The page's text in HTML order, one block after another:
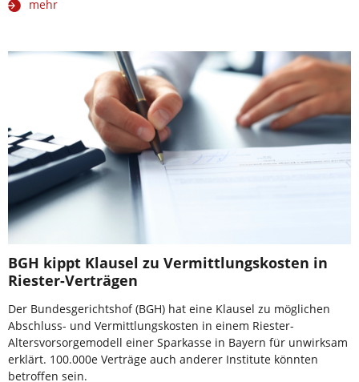
mehr
BGH kippt Klausel zu Vermittlungskosten in
Riester-Verträgen
Der Bundesgerichtshof (BGH) hat eine Klausel zu möglichen
Abschluss- und Vermittlungskosten in einem Riester-
Altersvorsorgemodell einer Sparkasse in Bayern für unwirksam
erklärt. 100.000e Verträge auch anderer Institute könnten
betroffen sein.